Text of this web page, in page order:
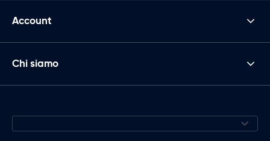
Account
Chi siamo